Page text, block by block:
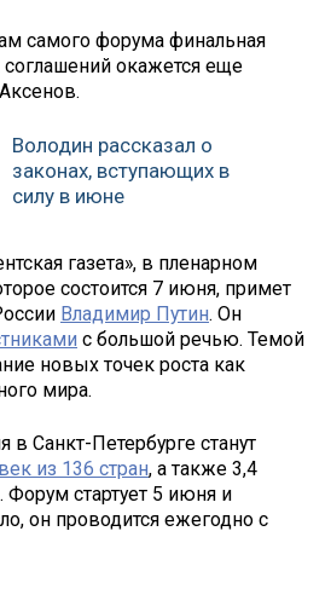
самого форума финальная
окажется еще
Володин рассказал о
законах, вступающих в
силу в июне
газета», в пленарном
состоится 7 июня, примет
Владимир Путин. Он
с большой речью. Темой
новых точек роста как
мира.
в Санкт-Петербурге станут
из 136 стран, а также 3,4
Форум стартует 5 июня и
он проводится ежегодно с